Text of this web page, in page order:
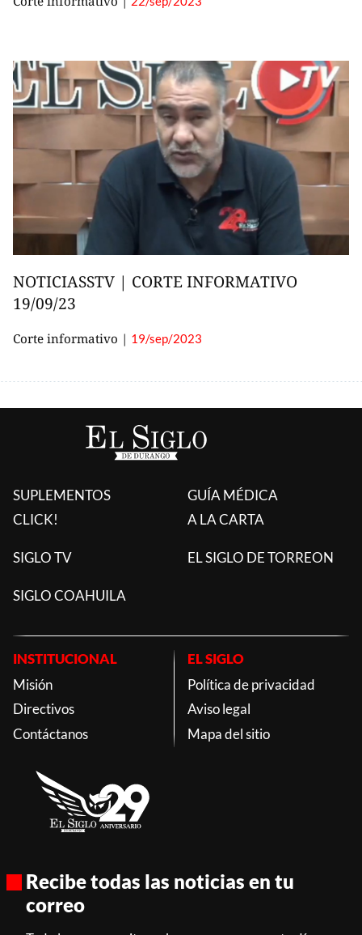
SUPLEMENTOS
CLICK!
GUÍA MÉDICA
A LA CARTA
SIGLO TV EL SIGLO DE TORREON
SIGLO COAHUILA
INSTITUCIONAL
Misión
Directivos
Contáctanos
EL SIGLO
Política de privacidad
Aviso legal
Mapa del sitio
Recibe todas las noticias en tu
correo